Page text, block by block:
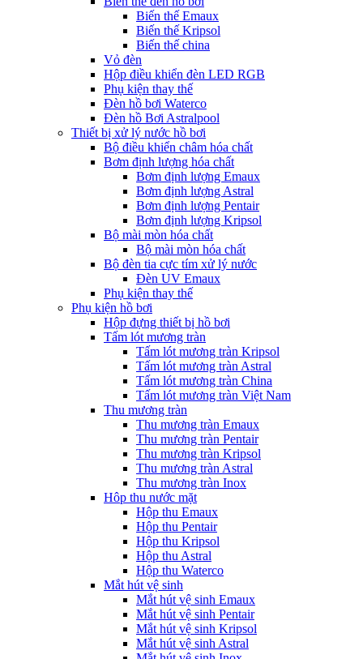
Biến thế Emaux
Biến thế Kripsol
Biến thế china
Vỏ đèn
Hộp điều khiển đèn LED RGB
Phụ kiện thay thế
Đèn hồ bơi Waterco
Đèn hồ Bơi Astralpool
Thiết bị xử lý nước hồ bơi
Bộ điều khiển châm hóa chất
Bơm định lượng hóa chất
Bơm định lượng Emaux
Bơm định lượng Astral
Bơm định lượng Pentair
Bơm định lượng Kripsol
Bộ mài mòn hóa chất
Bộ mài mòn hóa chất
Bộ đèn tia cực tím xử lý nước
Đèn UV Emaux
Phụ kiện thay thế
Phụ kiện hồ bơi
Hộp đựng thiết bị hồ bơi
Tấm lót mương tràn
Tấm lót mương tràn Kripsol
Tấm lót mương tràn Astral
Tấm lót mương tràn China
Tấm lót mương tràn Việt Nam
Thu mương tràn
Thu mương tràn Emaux
Thu mương tràn Pentair
Thu mương tràn Kripsol
Thu mương tràn Astral
Thu mương tràn Inox
Hôp thu nước mặt
Hộp thu Emaux
Hộp thu Pentair
Hộp thu Kripsol
Hộp thu Astral
Hộp thu Waterco
Mắt hút vệ sinh
Mắt hút vệ sinh Emaux
Mắt hút vệ sinh Pentair
Mắt hút vệ sinh Kripsol
Mắt hút vệ sinh Astral